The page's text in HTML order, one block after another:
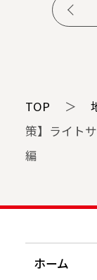
TOP ＞
策】ライト
編
ホーム